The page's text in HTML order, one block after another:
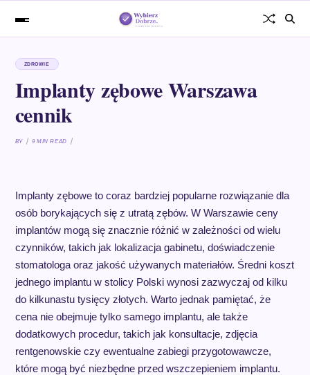
ZDROWIE
Implanty zębowe Warszawa
cennik
BY 9 MIN READ
Implanty zębowe to coraz bardziej popularne rozwiązanie dla
osób borykających się z utratą zębów. W Warszawie ceny
implantów mogą się znacznie różnić w zależności od wielu
czynników, takich jak lokalizacja gabinetu, doświadczenie
stomatologa oraz jakość używanych materiałów. Średni koszt
jednego implantu w stolicy Polski wynosi zazwyczaj od kilku
do kilkunastu tysięcy złotych. Warto jednak pamiętać, że
cena nie obejmuje tylko samego implantu, ale także
dodatkowych procedur, takich jak konsultacje, zdjęcia
rentgenowskie czy ewentualne zabiegi przygotowawcze,
które mogą być niezbędne przed wszczepieniem implantu.